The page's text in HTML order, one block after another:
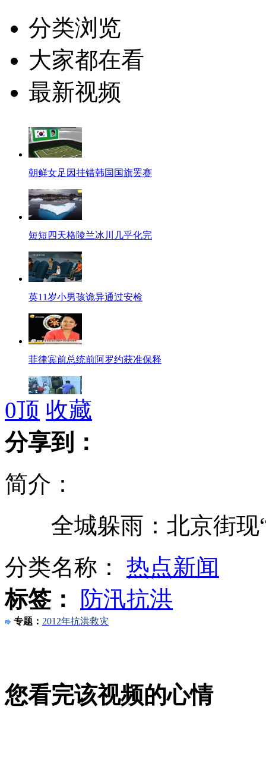
分类浏览
大家都在看
最新视频
朝鲜女足因挂错韩国国旗罢赛
短短四天格陵兰冰川几乎化完
英11岁小男孩诡异通过安检
菲律宾前总统前阿罗约获准保释
监拍患者情绪失控殴打医院护士
小伙因邻居房事声大 强奸抢劫
李娜传递奥运火炬现场几近失控
0顶 收藏
分享到：
简介：
全城躲雨：北京街现“
分类名称： 热点新闻
标签：
防汛抗洪
专题： 2012年抗洪救灾
您看完该视频的心情